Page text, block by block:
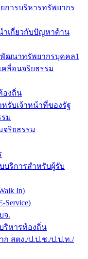
การบริหารทรัพยากร
ำเกี่ยวกับปัญหาด้าน
ฒนาทรัพยากรบุคคล1
คลื่อนจริยธรรม
องถิ่น
รับเจ้าหน้าที่ของรัฐ
ม
จริยธรรม
บริการสำหรับผู้รับ
In)
จ.
ริหารท้องถิ่น
ก สตง./ป.ป.ช./ป.ป.ท./